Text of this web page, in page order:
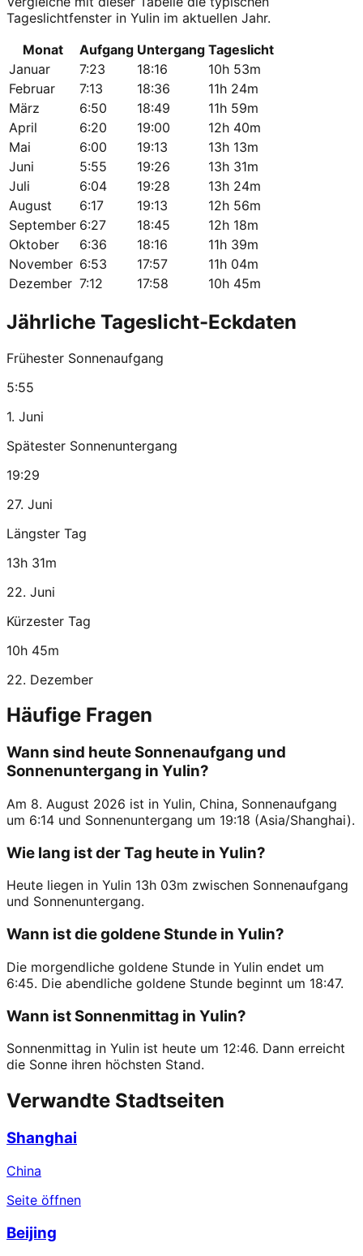
Tageslichtfenster in Yulin im aktuellen Jahr.
Monat
Aufgang Untergang Tageslicht
Januar
7:23 18:16
10h 53m
Februar
7:13 18:36
11h 24m
März
6:50 18:49
11h 59m
April
6:20 19:00
12h 40m
Mai
6:00 19:13
13h 13m
Juni
5:55 19:26
13h 31m
Juli
6:04 19:28
13h 24m
August
6:17 19:13
12h 56m
September 6:27 18:45
12h 18m
Oktober
6:36 18:16
11h 39m
November 6:53 17:57
11h 04m
Dezember 7:12 17:58 10h 45m
Jährliche Tageslicht-Eckdaten
Frühester Sonnenaufgang
5:55
1. Juni
Spätester Sonnenuntergang
19:29
27. Juni
Längster Tag
13h 31m
22. Juni
Kürzester Tag
10h 45m
22. Dezember
Häufige Fragen
Wann sind heute Sonnenaufgang und
Sonnenuntergang in Yulin?
Am 8. August 2026 ist in Yulin, China, Sonnenaufgang
um 6:14 und Sonnenuntergang um 19:18 (Asia/Shanghai).
Wie lang ist der Tag heute in Yulin?
Heute liegen in Yulin 13h 03m zwischen Sonnenaufgang
und Sonnenuntergang.
Wann ist die goldene Stunde in Yulin?
Die morgendliche goldene Stunde in Yulin endet um
6:45. Die abendliche goldene Stunde beginnt um 18:47.
Wann ist Sonnenmittag in Yulin?
Sonnenmittag in Yulin ist heute um 12:46. Dann erreicht
die Sonne ihren höchsten Stand.
Verwandte Stadtseiten
Shanghai
China
Seite öffnen
Beijing